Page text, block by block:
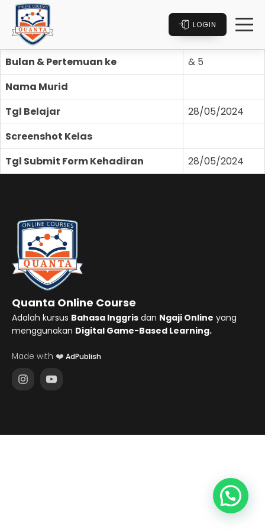
LOGIN
Bulan & Pertemuan ke
& 5
Nama Murid
Tgl Belajar
28/05/2024
Screenshot Kelas
Tgl Submit Form Kehadiran
28/05/2024
Quanta Online Course
Adalah kursus Bahasa Inggris dan Ngaji Online yang
menggunakan Digital Game-Based Learning.
Made with ❤️ AdPublish